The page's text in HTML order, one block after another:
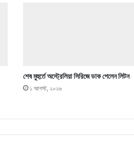
শেষ মুহুর্তে অস্ট্রেলিয়া সিরিজে ডাক পেলেন লিটন
১ আগস্ট, ২০২৬